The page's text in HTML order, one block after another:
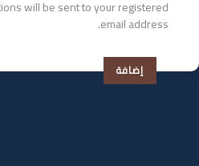
will be sent to your registered
email address.